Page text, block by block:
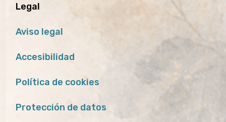
Legal
Aviso legal
Accesibilidad
Política de cookies
Protección de datos